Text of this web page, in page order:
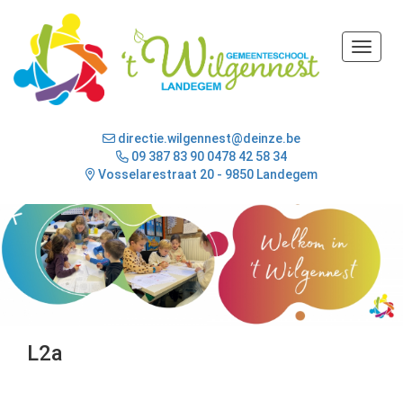
directie.wilgennest@deinze.be
09 387 83 90 0478 42 58 34
Vosselarestraat 20 - 9850 Landegem
L2a